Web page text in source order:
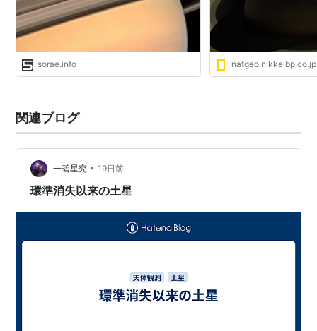
sorae.info natgeo.nikkeibp.co.jp
関連ブログ
一碧星究 • 19日前
環準消失以来の土星